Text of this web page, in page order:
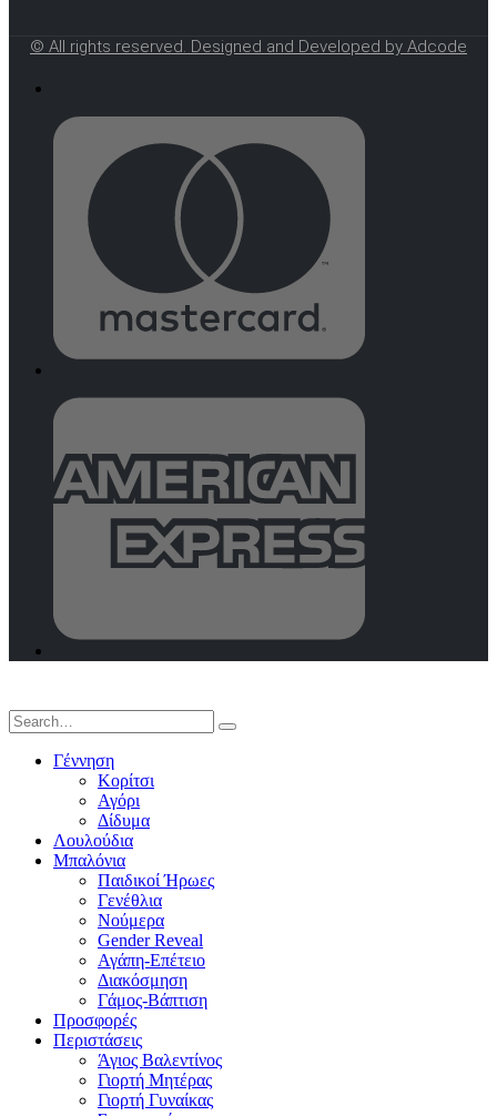
© All rights reserved. Designed and Developed by Adcode
Γέννηση
Κορίτσι
Αγόρι
Δίδυμα
Λουλούδια
Μπαλόνια
Παιδικοί Ήρωες
Γενέθλια
Νούμερα
Gender Reveal
Αγάπη-Επέτειο
Διακόσμηση
Γάμος-Βάπτιση
Προσφορές
Περιστάσεις
Άγιος Βαλεντίνος
Γιορτή Μητέρας
Γιορτή Γυναίκας